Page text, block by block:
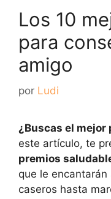
Los 10
para
amigo
por Ludi
¿Buscas el mejor
este artículo, te
premios
que le
caseros hasta